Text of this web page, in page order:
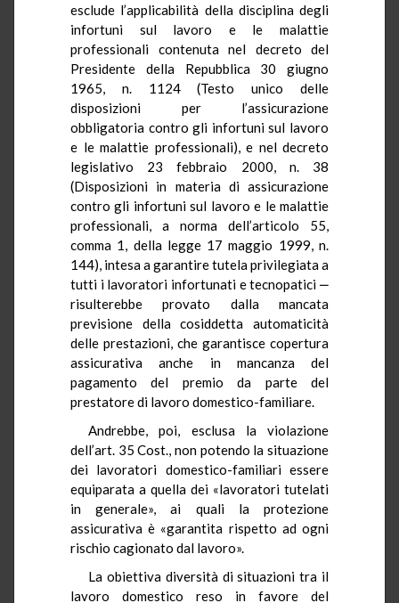
esclude l’applicabilità della disciplina degli
infortuni sul lavoro e le malattie
professionali contenuta nel decreto del
Presidente della Repubblica 30 giugno
1965, n. 1124 (Testo unico delle
disposizioni per l’assicurazione
obbligatoria contro gli infortuni sul lavoro
e le malattie professionali), e nel decreto
legislativo 23 febbraio 2000, n. 38
(Disposizioni in materia di assicurazione
contro gli infortuni sul lavoro e le malattie
professionali, a norma dell’articolo 55,
comma 1, della legge 17 maggio 1999, n.
144), intesa a garantire tutela privilegiata a
tutti i lavoratori infortunati e tecnopatici ‒
risulterebbe provato dalla mancata
previsione della cosiddetta automaticità
delle prestazioni, che garantisce copertura
assicurativa anche in mancanza del
pagamento del premio da parte del
prestatore di lavoro domestico-familiare.
Andrebbe, poi, esclusa la violazione
dell’art. 35 Cost., non potendo la situazione
dei lavoratori domestico-familiari essere
equiparata a quella dei «lavoratori tutelati
in generale», ai quali la protezione
assicurativa è «garantita rispetto ad ogni
rischio cagionato dal lavoro».
La obiettiva diversità di situazioni tra il
lavoro domestico reso in favore del